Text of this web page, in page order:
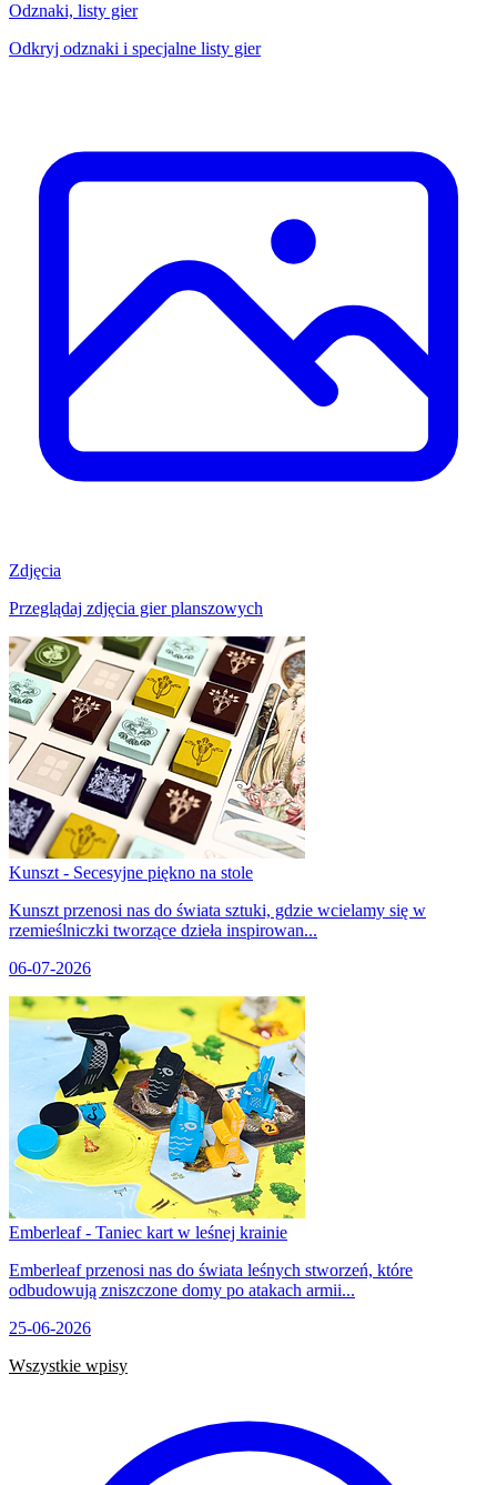
Odznaki, listy gier
Odkryj odznaki i specjalne listy gier
Zdjęcia
Przeglądaj zdjęcia gier planszowych
Kunszt - Secesyjne piękno na stole
Kunszt przenosi nas do świata sztuki, gdzie wcielamy się w
rzemieślniczki tworzące dzieła inspirowan...
06-07-2026
Emberleaf - Taniec kart w leśnej krainie
Emberleaf przenosi nas do świata leśnych stworzeń, które
odbudowują zniszczone domy po atakach armii...
25-06-2026
Wszystkie wpisy